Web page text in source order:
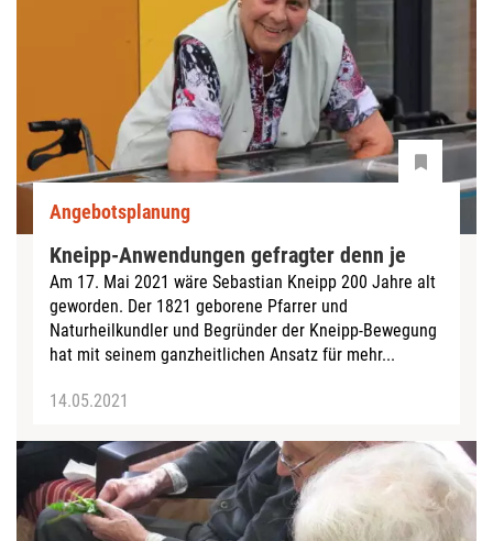
Angebotsplanung
Kneipp-Anwendungen gefragter denn je
Am 17. Mai 2021 wäre Sebastian Kneipp 200 Jahre alt
geworden. Der 1821 geborene Pfarrer und
Naturheilkundler und Begründer der Kneipp-Bewegung
hat mit seinem ganzheitlichen Ansatz für mehr...
14.05.2021